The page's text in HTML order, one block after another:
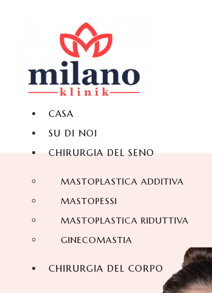
CASA
SU DI NOI
CHIRURGIA DEL SENO
MASTOPLASTICA ADDITIVA
MASTOPESSI
MASTOPLASTICA RIDUTTIVA
GINECOMASTIA
CHIRURGIA DEL CORPO